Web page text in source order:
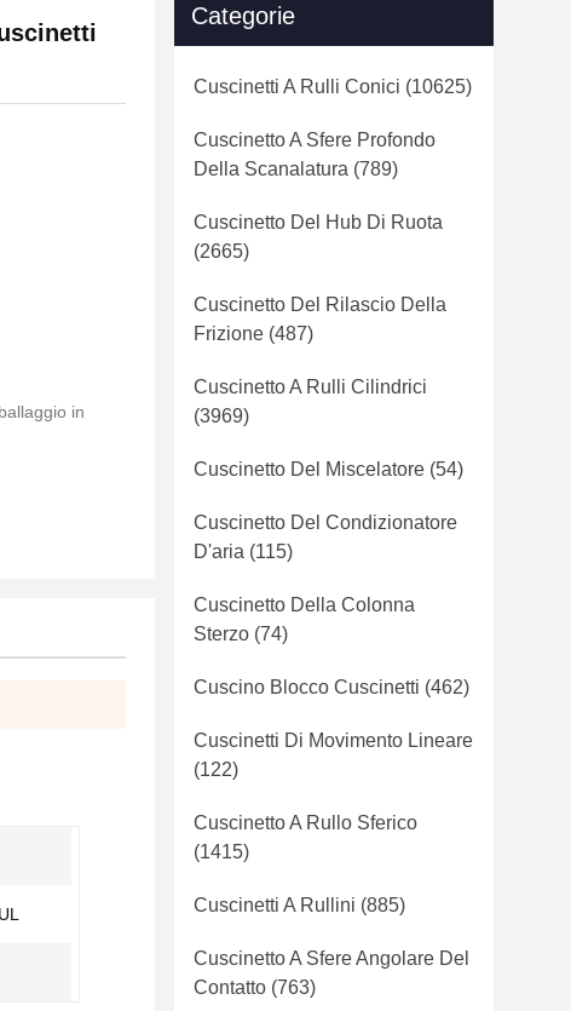
in
Categorie
Cuscinetti A Rulli Conici (10625)
Cuscinetto A Sfere Profondo
Della Scanalatura (789)
Cuscinetto Del Hub Di Ruota
(2665)
Cuscinetto Del Rilascio Della
Frizione (487)
Cuscinetto A Rulli Cilindrici
(3969)
Cuscinetto Del Miscelatore (54)
Cuscinetto Del Condizionatore
D'aria (115)
Cuscinetto Della Colonna
Sterzo (74)
Cuscino Blocco Cuscinetti (462)
Cuscinetti Di Movimento Lineare
(122)
Cuscinetto A Rullo Sferico
(1415)
Cuscinetti A Rullini (885)
Cuscinetto A Sfere Angolare Del
Contatto (763)